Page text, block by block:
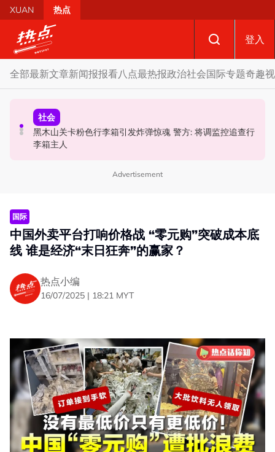
Skip to main content
XUAN 热点
登入
全部最新文章新闻报报看八点最热报政治社会国际专题奇趣
国际
泰校园枪击案酿8师生亡 枪手疑遭长期遭霸凌成导火索
政治
炮轰哈迪不了解章程 阿兹敏：国盟无“自动退盟”规定
社会
黑木山关卡粉色行李箱引发炸弹惊魂 警方: 将调监控追查行
李箱主人
Advertisement
国际
中国外卖平台打响价格战 “零元购”突破成本底
线 谁是经济“末日狂奔”的赢家？
热点小编
16/07/2025 | 18:21 MYT